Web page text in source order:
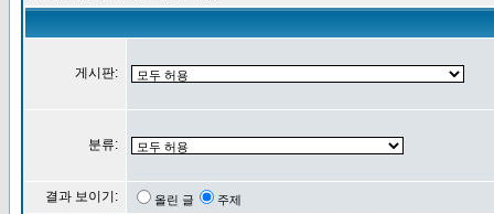
게시판:
분류:
결과 보이기: 올린 글 주제